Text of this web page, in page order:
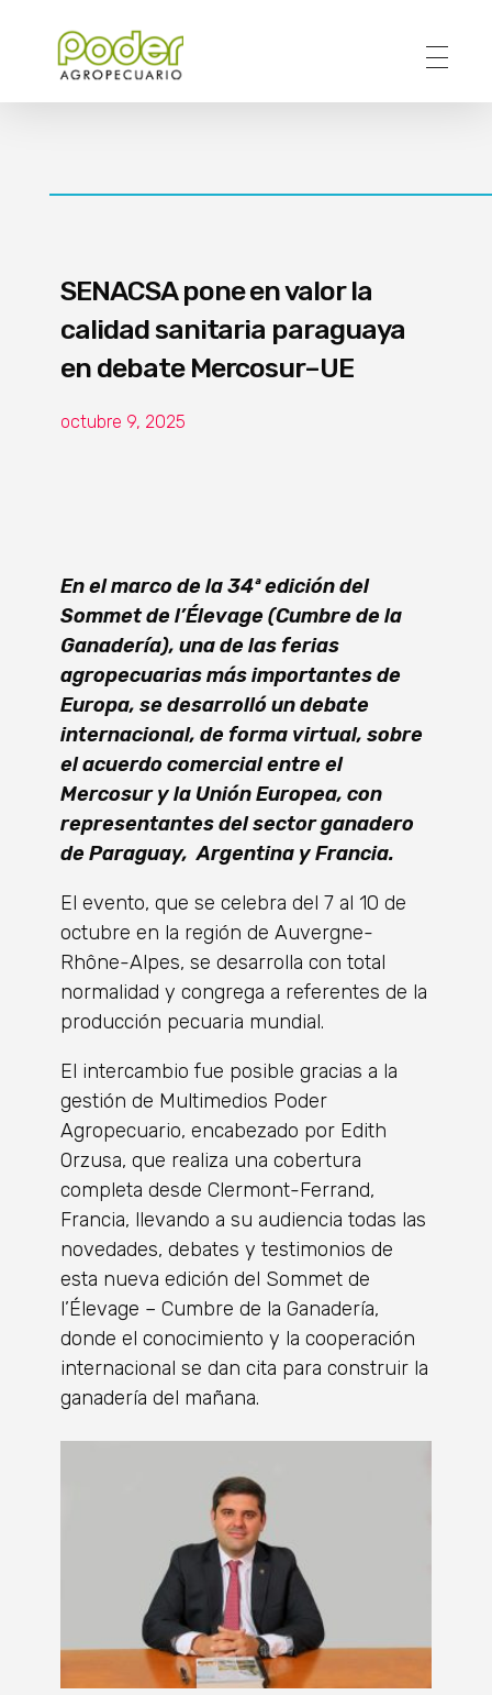
SENACSA pone en valor la
calidad sanitaria paraguaya
en debate Mercosur–UE
octubre 9, 2025
En el marco de la 34ª edición del
Sommet de l’Élevage (Cumbre de la
Ganadería), una de las ferias
agropecuarias más importantes de
Europa, se desarrolló un debate
internacional, de forma virtual, sobre
el acuerdo comercial entre el
Mercosur y la Unión Europea, con
representantes del sector ganadero
de Paraguay, Argentina y Francia.
El evento, que se celebra del 7 al 10 de
octubre en la región de Auvergne-
Rhône-Alpes, se desarrolla con total
normalidad y congrega a referentes de la
producción pecuaria mundial.
El intercambio fue posible gracias a la
gestión de Multimedios Poder
Agropecuario, encabezado por Edith
Orzusa, que realiza una cobertura
completa desde Clermont-Ferrand,
Francia, llevando a su audiencia todas las
novedades, debates y testimonios de
esta nueva edición del Sommet de
l’Élevage – Cumbre de la Ganadería,
donde el conocimiento y la cooperación
internacional se dan cita para construir la
ganadería del mañana.